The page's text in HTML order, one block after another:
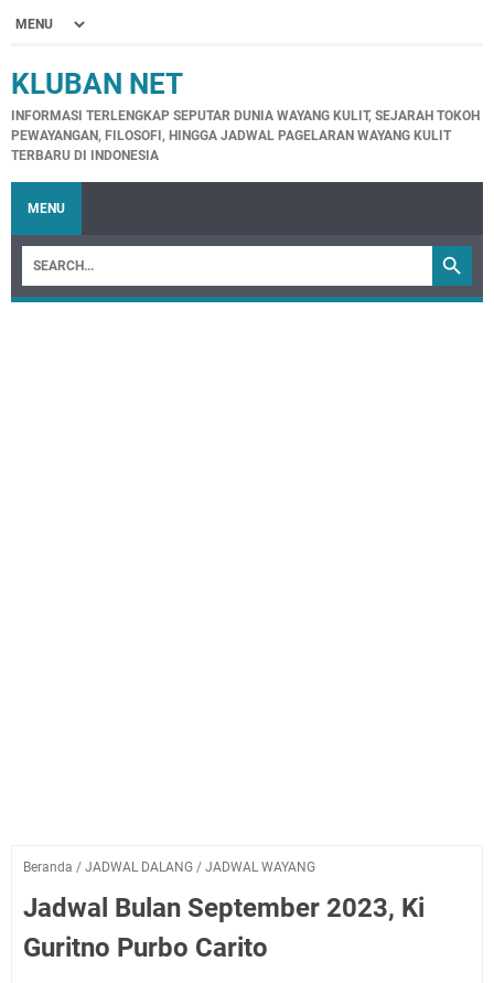
KLUBAN NET
INFORMASI TERLENGKAP SEPUTAR DUNIA WAYANG KULIT, SEJARAH TOKOH
PEWAYANGAN, FILOSOFI, HINGGA JADWAL PAGELARAN WAYANG KULIT
TERBARU DI INDONESIA
MENU
Beranda / JADWAL DALANG / JADWAL WAYANG
Jadwal Bulan September 2023, Ki
Guritno Purbo Carito